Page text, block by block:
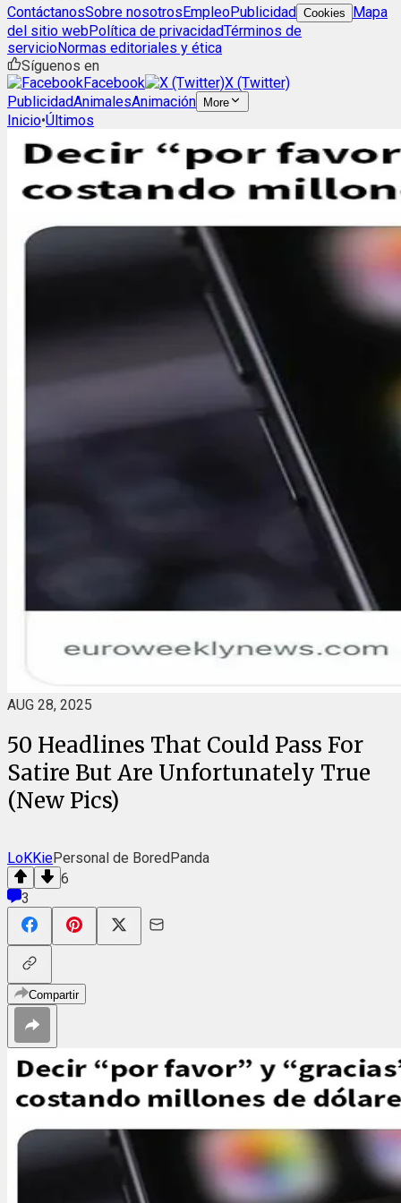
ContáctanosSobre nosotrosEmpleoPublicidad Cookies
Mapa
del sitio webPolítica de privacidadTérminos de
servicioNormas editoriales y ética
Síguenos en
Facebook
X (Twitter)
PublicidadAnimalesAnimación More
Inicio•Últimos
AUG 28, 2025
50 Headlines That Could Pass For
Satire But Are Unfortunately True
(New Pics)
LoKKiePersonal de BoredPanda
6
3
Compartir